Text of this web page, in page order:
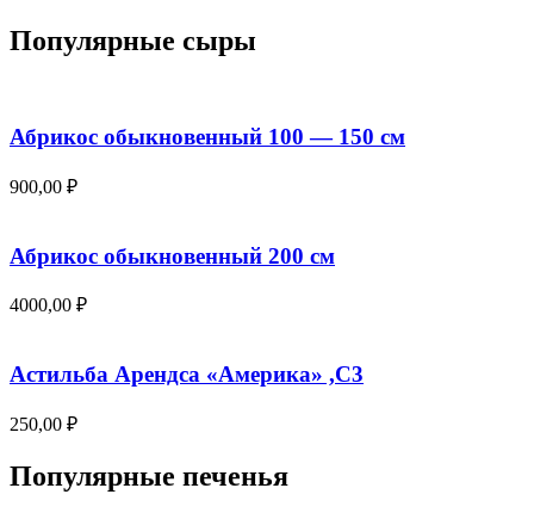
250,00 ₽.
Популярные сыры
Абрикос обыкновенный 100 — 150 см
900,00 ₽
Абрикос обыкновенный 200 см
4000,00 ₽
Астильба Арендса «Америка» ,С3
250,00 ₽
Популярные печенья